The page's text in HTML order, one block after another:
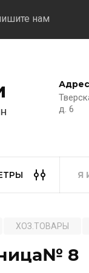
нам
д. 6
ХОЗ.ТОВАРЫ
8